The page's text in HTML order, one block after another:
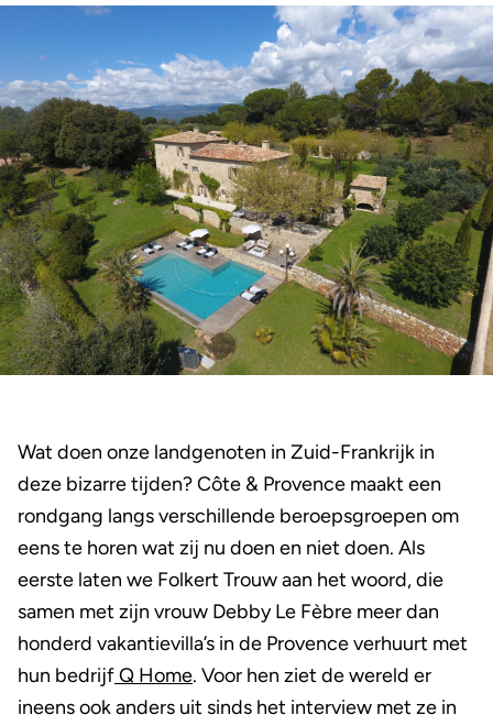
Wat doen onze landgenoten in Zuid-Frankrijk in
deze bizarre tijden? Côte & Provence maakt een
rondgang langs verschillende beroepsgroepen om
eens te horen wat zij nu doen en niet doen. Als
eerste laten we Folkert Trouw aan het woord, die
samen met zijn vrouw Debby Le Fèbre meer dan
honderd vakantievilla’s in de Provence verhuurt met
hun bedrijfQ Home. Voor hen ziet de wereld er
ineens ook anders uit sinds het interview met ze in